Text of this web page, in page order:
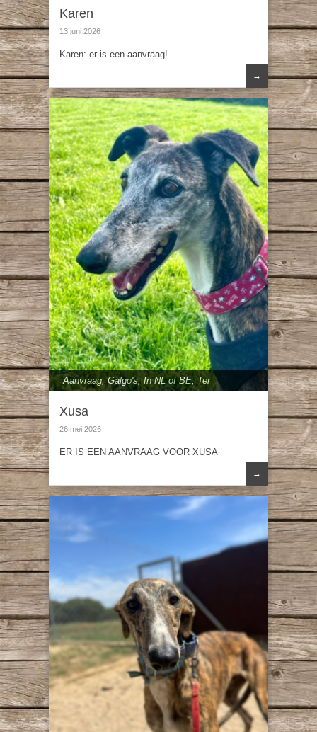
Karen
13 juni 2026
Karen: er is een aanvraag!
→
Aanvraag,Galgo's,In NL of BE ,Ter
Xusa
26 mei 2026
ER IS EEN AANVRAAG VOOR XUSA
→